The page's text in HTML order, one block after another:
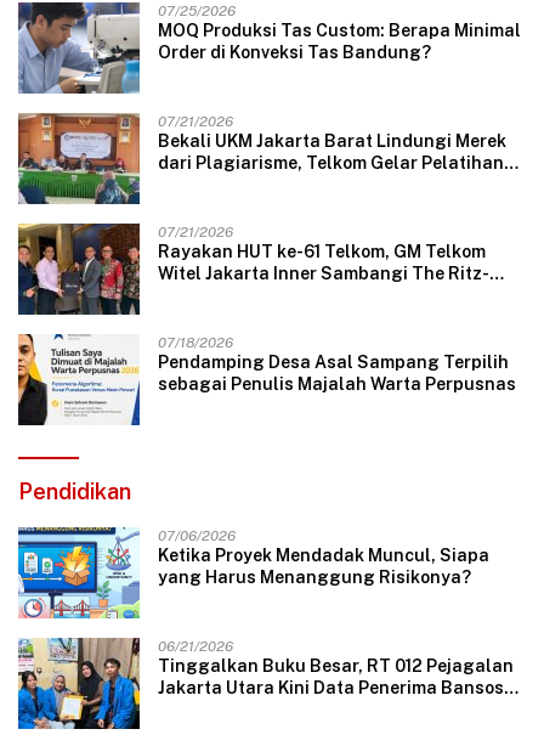
07/25/2026
MOQ Produksi Tas Custom: Berapa Minimal
Order di Konveksi Tas Bandung?
07/21/2026
Bekali UKM Jakarta Barat Lindungi Merek
dari Plagiarisme, Telkom Gelar Pelatihan
07/21/2026
Rayakan HUT ke-61 Telkom, GM Telkom
Witel Jakarta Inner Sambangi The Ritz-
07/18/2026
Pendamping Desa Asal Sampang Terpilih
sebagai Penulis Majalah Warta Perpusnas
Pendidikan
07/06/2026
Ketika Proyek Mendadak Muncul, Siapa
yang Harus Menanggung Risikonya?
06/21/2026
Tinggalkan Buku Besar, RT 012 Pejagalan
Jakarta Utara Kini Data Penerima Bansos